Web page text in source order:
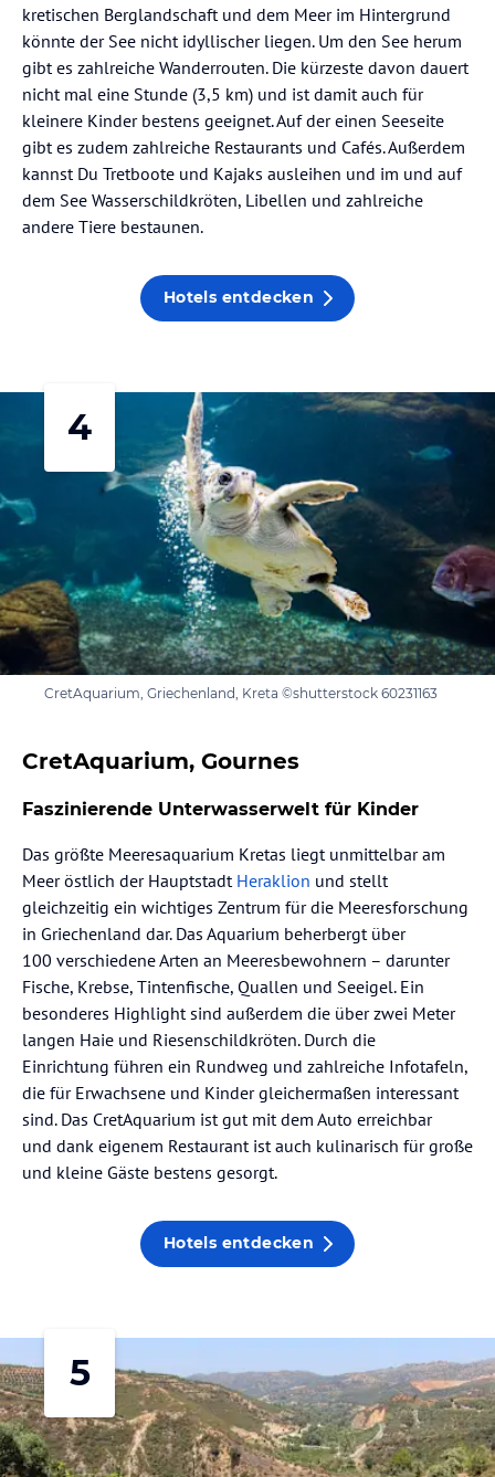
kretischen Berglandschaft und dem Meer im Hintergrund
könnte der See nicht idyllischer liegen. Um den See herum
gibt es zahlreiche Wanderrouten. Die kürzeste davon dauert
nicht mal eine Stunde (3,5 km) und ist damit auch für
kleinere Kinder bestens geeignet. Auf der einen Seeseite
gibt es zudem zahlreiche Restaurants und Cafés. Außerdem
kannst Du Tretboote und Kajaks ausleihen und im und auf
dem See Wasserschildkröten, Libellen und zahlreiche
andere Tiere bestaunen.
Hotels entdecken
4
CretAquarium, Griechenland, Kreta ©shutterstock 60231163
CretAquarium, Gournes
Faszinierende Unterwasserwelt für Kinder
Das größte Meeresaquarium Kretas liegt unmittelbar am
Meer östlich der Hauptstadt Heraklion und stellt
gleichzeitig ein wichtiges Zentrum für die Meeresforschung
in Griechenland dar. Das Aquarium beherbergt über
100 verschiedene Arten an Meeresbewohnern – darunter
Fische, Krebse, Tintenfische, Quallen und Seeigel. Ein
besonderes Highlight sind außerdem die über zwei Meter
langen Haie und Riesenschildkröten. Durch die
Einrichtung führen ein Rundweg und zahlreiche Infotafeln,
die für Erwachsene und Kinder gleichermaßen interessant
sind. Das CretAquarium ist gut mit dem Auto erreichbar
und dank eigenem Restaurant ist auch kulinarisch für große
und kleine Gäste bestens gesorgt.
Hotels entdecken
5